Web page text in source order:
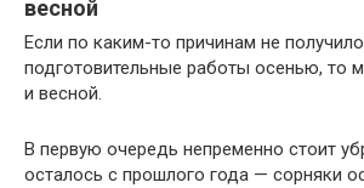
весной
Если по каким-то причинам не
подготовительные работы осенью, то
и весной.
В первую очередь непременно стоит
осталось с прошлого года — сорняки